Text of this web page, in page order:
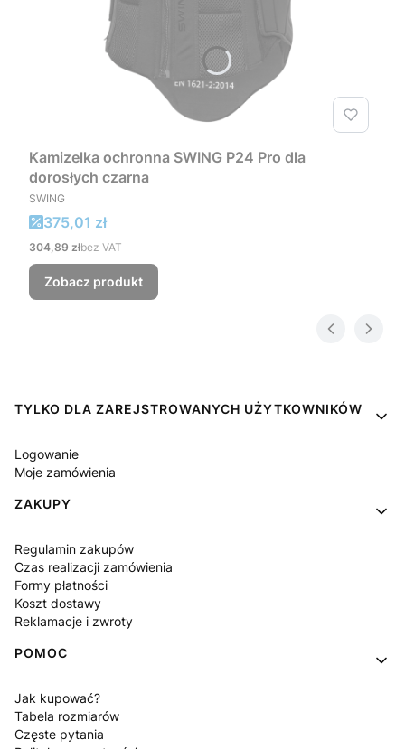
Kamizelka ochronna SWING P24 Pro dla
dorosłych czarna
PRODUCENT
SWING
Cena promocyjna
375,01 zł
Cena
304,89 złbez VAT
Zobacz produkt
Linki w stopce
TYLKO DLA ZAREJSTROWANYCH UŻYTKOWNIKÓW
Logowanie
Moje zamówienia
ZAKUPY
Regulamin zakupów
Czas realizacji zamówienia
Formy płatności
Koszt dostawy
Reklamacje i zwroty
POMOC
Jak kupować?
Tabela rozmiarów
Częste pytania